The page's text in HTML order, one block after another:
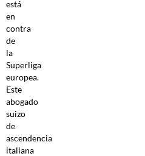
está
en
contra
de
la
Superliga
europea.
Este
abogado
suizo
de
ascendencia
italiana